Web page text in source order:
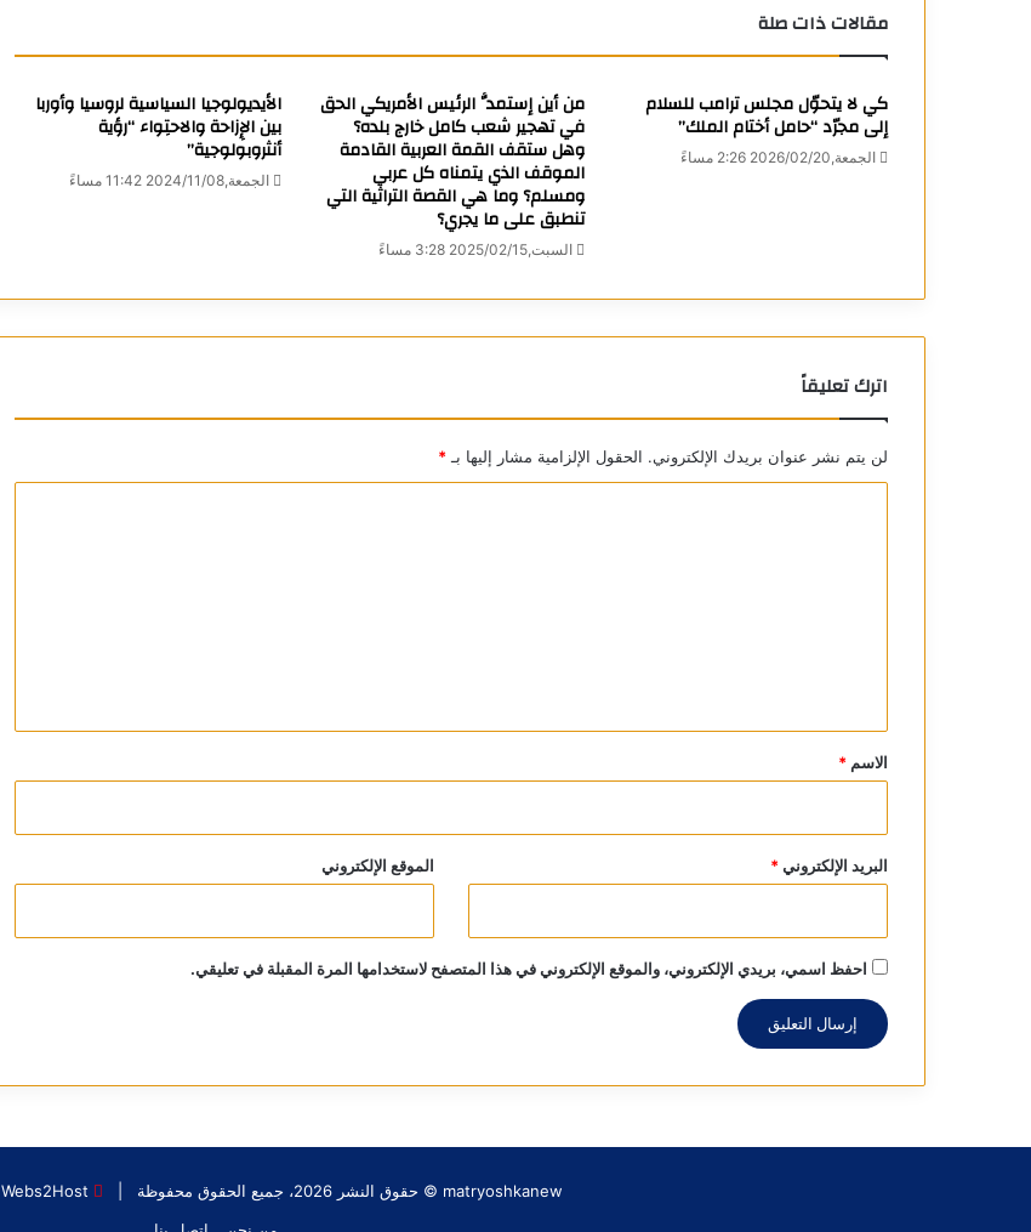
مقالات ذات صلة
كي لا يتحوّل مجلس ترامب للسلام
إلى مجرّد “حامل أختام الملك”
الجمعة,2026/02/20 2:26 مساءً
من أين إستمدَّ الرئيس الأمريكي الحق
في تهجير شعب كامل خارج بلده؟
وهل ستقف القمة العربية القادمة
الموقف الذي يتمناه كل عربي
ومسلم؟ وما هي القصة التراثية التي
تنطبق على ما يجري؟
السبت,2025/02/15 3:28 مساءً
الأيديولوجيا السياسية لروسيا وأوربا
بين الإِزاحة والاحتِواء “رؤية
أنثروبولوجية”
الجمعة,2024/11/08 11:42 مساءً
اترك تعليقاً
لن يتم نشر عنوان بريدك الإلكتروني. الحقول الإلزامية مشار إليها بـ *
*
الاسم *
البريد الإلكتروني* الموقع الإلكتروني
احفظ اسمي، بريدي الإلكتروني، والموقع الإلكتروني في هذا المتصفح لاستخدامها المرة المقبلة في تعليقي.
matryoshkanew © حقوق النشر 2026، جميع الحقوق محفوظة |
Webs2Host تم تصميمه من قِبل